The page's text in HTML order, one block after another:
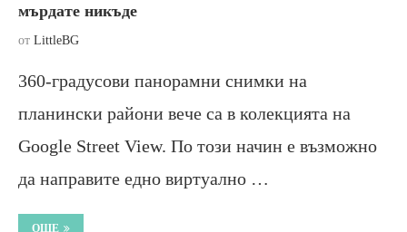
мърдате никъде
от LittleBG
360-градусови панорамни снимки на
планински райони вече са в колекцията на
Google Street View. По този начин е възможно
да направите едно виртуално …
ОЩЕ